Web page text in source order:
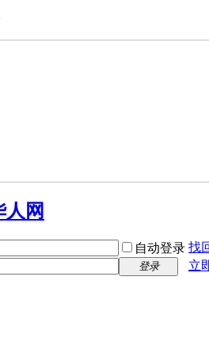
自动登录 找
登录
立